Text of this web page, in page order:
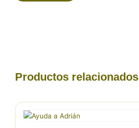
Productos relacionados